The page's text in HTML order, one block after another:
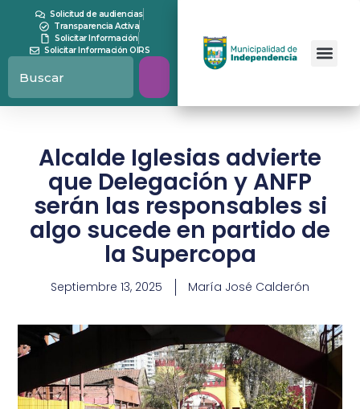
Solicitud de audiencias
Transparencia Activa
Solicitar Información
Solicitar Información OIRS
Alcalde Iglesias advierte
que Delegación y ANFP
serán las responsables si
algo sucede en partido de
la Supercopa
Septiembre 13, 2025 María José Calderón